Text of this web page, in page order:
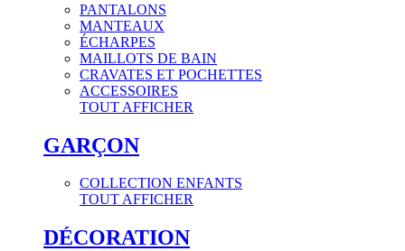
PANTALONS
MANTEAUX
ÉCHARPES
MAILLOTS DE BAIN
CRAVATES ET POCHETTES
ACCESSOIRES
TOUT AFFICHER
GARÇON
COLLECTION ENFANTS
TOUT AFFICHER
DÉCORATION